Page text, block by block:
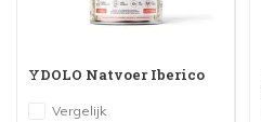
YDOLO Natvoer Iberico
Vergelijk